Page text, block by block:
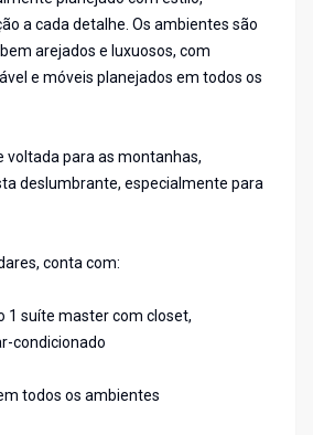
a cada detalhe. Os ambientes são
arejados e luxuosos, com
e móveis planejados em todos os
voltada para as montanhas,
deslumbrante, especialmente para
conta com:
1 suíte master com closet,
condicionado
todos os ambientes